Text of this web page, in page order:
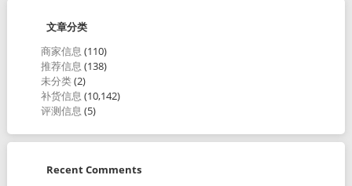
文章分类
商家信息 (110)
推荐信息 (138)
未分类(2)
补货信息 (10,142)
评测信息 (5)
Recent Comments